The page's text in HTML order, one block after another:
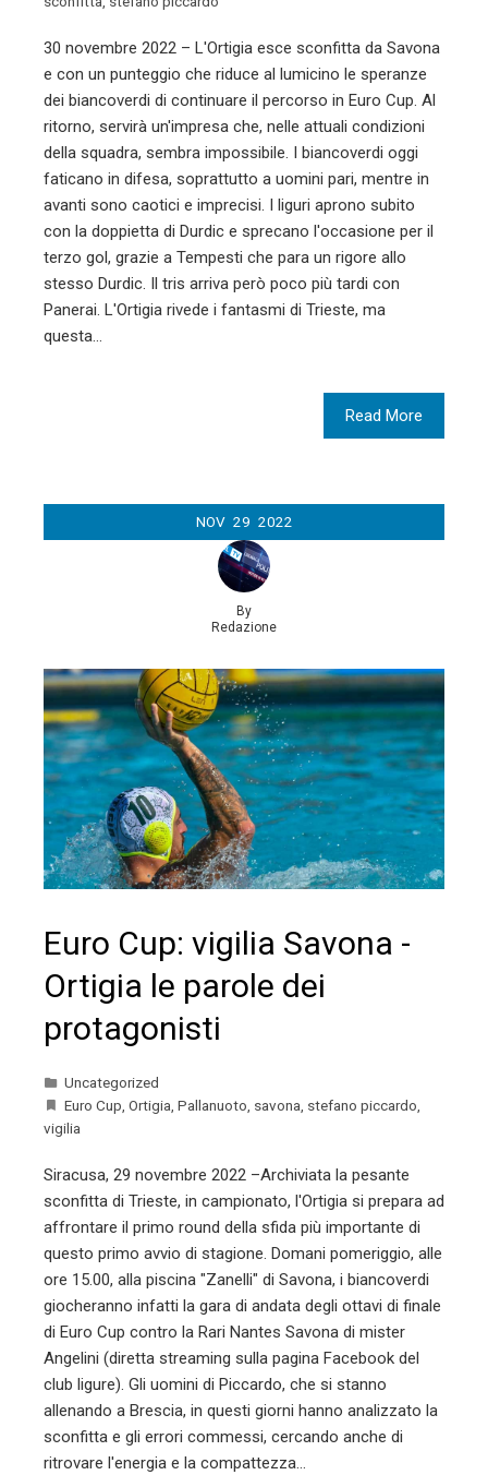
30 novembre 2022 – L'Ortigia esce sconfitta da Savona
e con un punteggio che riduce al lumicino le speranze
dei biancoverdi di continuare il percorso in Euro Cup. Al
ritorno, servirà un'impresa che, nelle attuali condizioni
della squadra, sembra impossibile. I biancoverdi oggi
faticano in difesa, soprattutto a uomini pari, mentre in
avanti sono caotici e imprecisi. I liguri aprono subito
con la doppietta di Durdic e sprecano l'occasione per il
terzo gol, grazie a Tempesti che para un rigore allo
stesso Durdic. Il tris arriva però poco più tardi con
Panerai. L'Ortigia rivede i fantasmi di Trieste, ma
questa…
Read More
NOV 29 2022
By
Redazione
Euro Cup: vigilia Savona -
Ortigia le parole dei
protagonisti
Uncategorized
Euro Cup Ortigia Pallanuoto savona stefano piccardo
vigilia
Siracusa, 29 novembre 2022 –Archiviata la pesante
sconfitta di Trieste, in campionato, l'Ortigia si prepara ad
affrontare il primo round della sfida più importante di
questo primo avvio di stagione. Domani pomeriggio, alle
ore 15.00, alla piscina "Zanelli" di Savona, i biancoverdi
giocheranno infatti la gara di andata degli ottavi di finale
di Euro Cup contro la Rari Nantes Savona di mister
Angelini (diretta streaming sulla pagina Facebook del
club ligure). Gli uomini di Piccardo, che si stanno
allenando a Brescia, in questi giorni hanno analizzato la
sconfitta e gli errori commessi, cercando anche di
ritrovare l'energia e la compattezza…